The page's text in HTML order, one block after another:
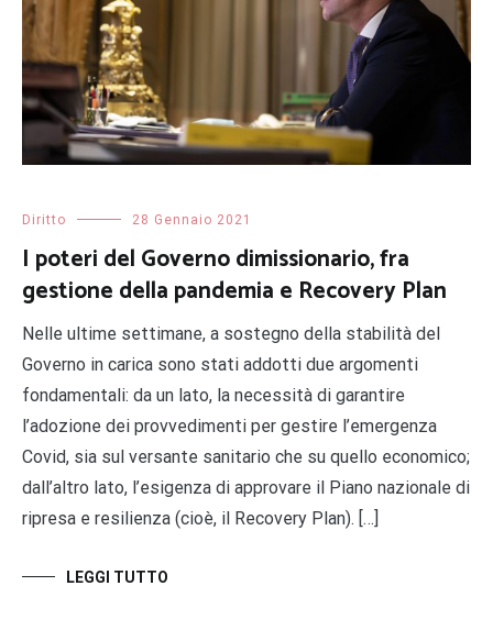
Diritto 28 Gennaio 2021
I poteri del Governo dimissionario, fra
gestione della pandemia e Recovery Plan
Nelle ultime settimane, a sostegno della stabilità del
Governo in carica sono stati addotti due argomenti
fondamentali: da un lato, la necessità di garantire
l’adozione dei provvedimenti per gestire l’emergenza
Covid, sia sul versante sanitario che su quello economico;
dall’altro lato, l’esigenza di approvare il Piano nazionale di
ripresa e resilienza (cioè, il Recovery Plan). […]
LEGGI TUTTO